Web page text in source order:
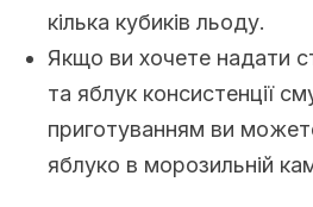
кілька кубиків льоду.
Якщо ви хочете надати
та яблук консистенції
приготуванням ви
яблуко в морозильній